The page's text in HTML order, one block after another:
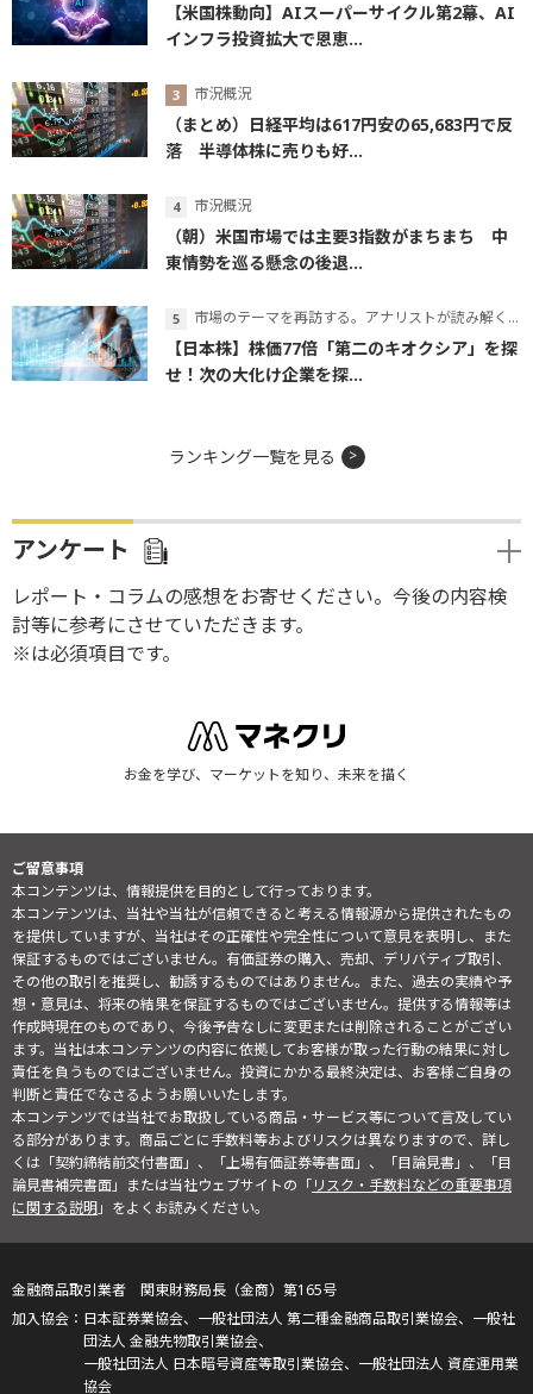
【米国株動向】AIスーパーサイクル第2幕、AI
インフラ投資拡大で恩恵...
市況概況
（まとめ）日経平均は617円安の65,683円で反
落 半導体株に売りも好...
市況概況
（朝）米国市場では主要3指数がまちまち 中
東情勢を巡る懸念の後退...
市場のテーマを再訪する。アナリストが読み解くテーマの本質
【日本株】株価77倍「第二のキオクシア」を探
せ！次の大化け企業を探...
ランキング一覧を見る
アンケート
レポート・コラムの感想をお寄せください。今後の内容検
討等に参考にさせていただきます。
※は必須項目です。
お金を学び、マーケットを知り、未来を描く
ご留意事項
本コンテンツは、情報提供を目的として行っております。
本コンテンツは、当社や当社が信頼できると考える情報源から提供されたもの
を提供していますが、当社はその正確性や完全性について意見を表明し、また
保証するものではございません。有価証券の購入、売却、デリバティブ取引、
その他の取引を推奨し、勧誘するものではありません。また、過去の実績や予
想・意見は、将来の結果を保証するものではございません。提供する情報等は
作成時現在のものであり、今後予告なしに変更または削除されることがござい
ます。当社は本コンテンツの内容に依拠してお客様が取った行動の結果に対し
責任を負うものではございません。投資にかかる最終決定は、お客様ご自身の
判断と責任でなさるようお願いいたします。
本コンテンツでは当社でお取扱している商品・サービス等について言及してい
る部分があります。商品ごとに手数料等およびリスクは異なりますので、詳し
くは「契約締結前交付書面」、「上場有価証券等書面」、「目論見書」、「目
論見書補完書面」または当社ウェブサイトの「リスク・手数料などの重要事項
に関する説明」をよくお読みください。
金融商品取引業者 関東財務局長（金商）第165号
日本証券業協会、一般社団法人 第二種金融商品取引業協会、一般社
団法人 金融先物取引業協会、
一般社団法人 日本暗号資産等取引業協会、一般社団法人 資産運用業
協会